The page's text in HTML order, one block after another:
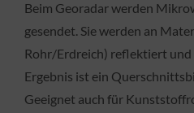
Beim Georadar werden
gesendet. Sie werden an
Rohr/Erdreich) reflektiert und
Ergebnis ist ein
Geeignet auch für